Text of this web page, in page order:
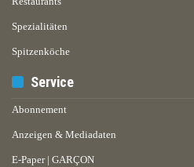
Spezialitäten
Spitzenköche
Service
Abonnement
Anzeigen & Mediadaten
E-Paper | GARÇON